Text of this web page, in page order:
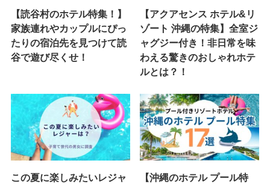
【読谷村のホテル特集！】
家族連れやカップルにぴっ
たりの宿泊先を見つけて読
谷で遊び尽くせ！
【アクアセンス ホテル&リ
ゾート 沖縄の特集】全室ジ
ャグジー付き！非日常を味
わえる驚きのおしゃれホテ
ルとは？！
この夏に楽しみたいレジャ
【沖縄のホテル プール特